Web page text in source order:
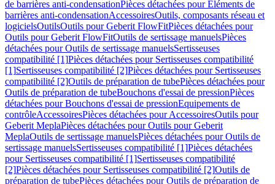
de barrières anti-condensationPièces détachées pour Eléments de
barrières anti-condensationAccessoiresOutils, composants réseau et
logicielsOutilsOutils pour Geberit FlowFitPièces détachées pour
Outils pour Geberit FlowFitOutils de sertissage manuelsPièces
détachées pour Outils de sertissage manuelsSertisseuses
compatibilité [1]Pièces détachées pour Sertisseuses compatibilité
[1]Sertisseuses compatibilité [2]Pièces détachées pour Sertisseuses
compatibilité [2]Outils de préparation de tubePièces détachées pour
Outils de préparation de tubeBouchons d'essai de pressionPièces
détachées pour Bouchons d'essai de pressionEquipements de
contrôleAccessoiresPièces détachées pour AccessoiresOutils pour
Geberit MeplaPièces détachées pour Outils pour Geberit
MeplaOutils de sertissage manuelsPièces détachées pour Outils de
sertissage manuelsSertisseuses compatibilité [1]Pièces détachées
pour Sertisseuses compatibilité [1]Sertisseuses compatibilité
[2]Pièces détachées pour Sertisseuses compatibilité [2]Outils de
préparation de tubePièces détachées pour Outils de préparation de